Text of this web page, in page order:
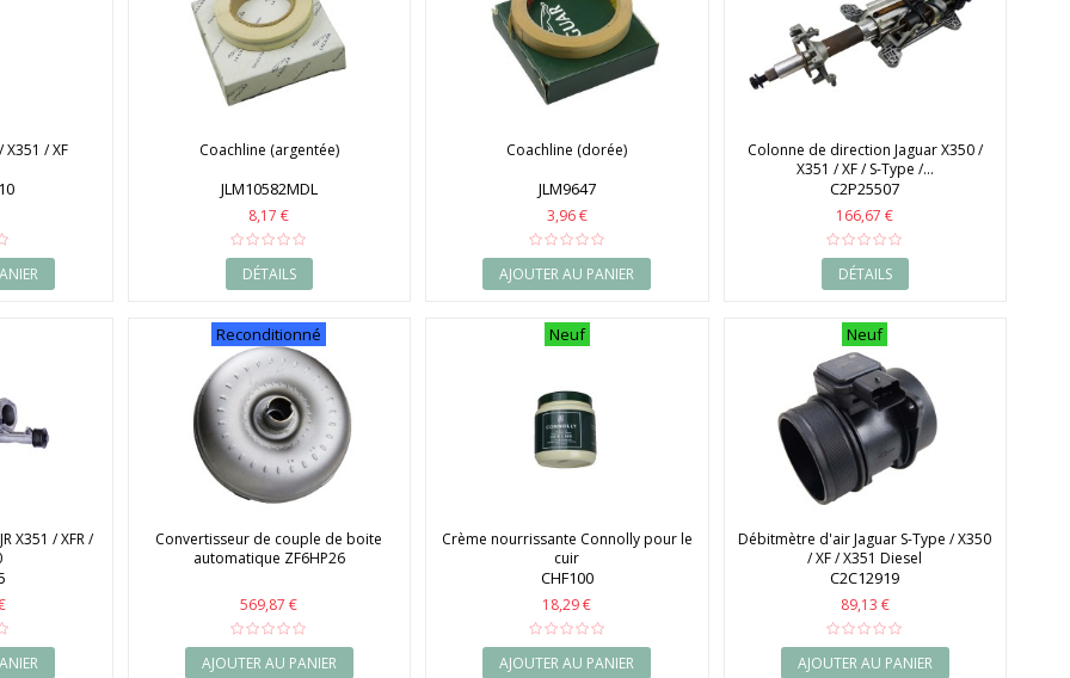
X351 / XF Coachline (argentée)
JLM10582MDL
8,17 €
DÉTAILS
Coachline (dorée)
JLM9647
3,96 €
AJOUTER AU PANIER
Colonne de direction Jaguar X350 /
X351 / XF / S-Type /...
C2P25507
166,67 €
DÉTAILS
X351 / XFR /
Reconditionné
Convertisseur de couple de boite
automatique ZF6HP26
569,87 €
AJOUTER AU PANIER
Neuf
Crème nourrissante Connolly pour le
cuir
CHF100
18,29 €
AJOUTER AU PANIER
Neuf
Débitmètre d'air Jaguar S-Type / X350
/ XF / X351 Diesel
C2C12919
89,13 €
AJOUTER AU PANIER